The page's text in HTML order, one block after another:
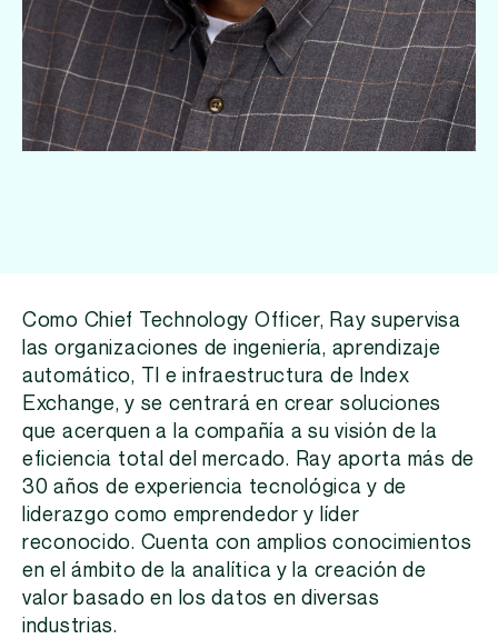
Como Chief Technology Officer, Ray supervisa
las organizaciones de ingeniería, aprendizaje
automático, TI e infraestructura de Index
Exchange, y se centrará en crear soluciones
que acerquen a la compañía a su visión de la
eficiencia total del mercado. Ray aporta más de
30 años de experiencia tecnológica y de
liderazgo como emprendedor y líder
reconocido. Cuenta con amplios conocimientos
en el ámbito de la analítica y la creación de
valor basado en los datos en diversas
industrias.